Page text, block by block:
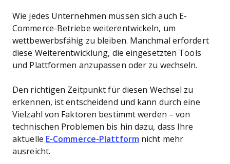
Wie jedes Unternehmen müssen sich auch E-
Commerce-Betriebe weiterentwickeln, um
wettbewerbsfähig zu bleiben. Manchmal erfordert
diese Weiterentwicklung, die eingesetzten Tools
und Plattformen anzupassen oder zu wechseln.
Den richtigen Zeitpunkt für diesen Wechsel zu
erkennen, ist entscheidend und kann durch eine
Vielzahl von Faktoren bestimmt werden – von
technischen Problemen bis hin dazu, dass Ihre
aktuelle E-Commerce-Plattformnicht mehr
ausreicht.